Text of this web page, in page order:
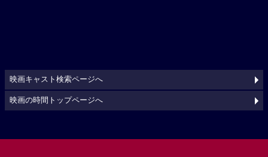
映画キャスト検索ページへ
映画の時間トップページへ